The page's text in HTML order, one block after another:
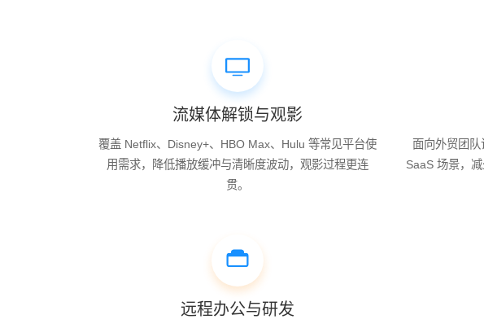
流媒体解锁与观影
覆盖 Netflix、Disney+、HBO Max、Hulu 等常见平台使
用需求，降低播放缓冲与清晰度波动，观影过程更连
贯。
面向外贸团
SaaS 场景，
远程办公与研发